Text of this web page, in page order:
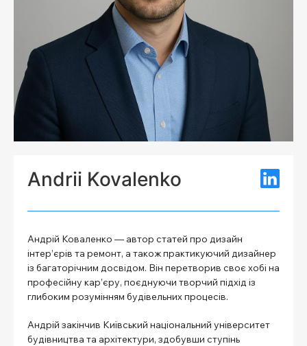
Andrii Kovalenko
Андрій Коваленко — автор статей про дизайн
інтер’єрів та ремонт, а також практикуючий дизайнер
із багаторічним досвідом. Він перетворив своє хобі на
професійну кар’єру, поєднуючи творчий підхід із
глибоким розумінням будівельних процесів.
Андрій закінчив Київський національний університет
будівництва та архітектури, здобувши ступінь